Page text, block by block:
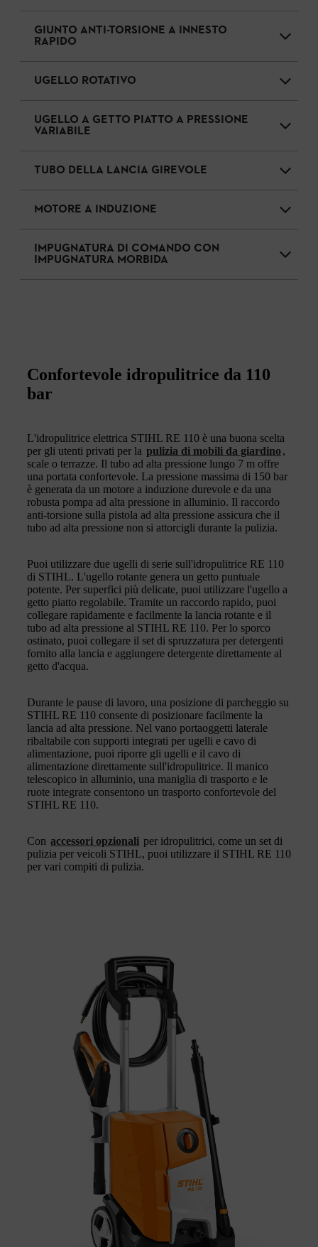
GIUNTO ANTI-TORSIONE A INNESTO
RAPIDO
UGELLO ROTATIVO
UGELLO A GETTO PIATTO A PRESSIONE
VARIABILE
TUBO DELLA LANCIA GIREVOLE
MOTORE A INDUZIONE
IMPUGNATURA DI COMANDO CON
IMPUGNATURA MORBIDA
Confortevole idropulitrice da 110
bar
L'idropulitrice elettrica STIHL RE 110 è una buona scelta
per gli utenti privati per la pulizia di mobili da giardino ,
scale o terrazze. Il tubo ad alta pressione lungo 7 m offre
una portata confortevole. La pressione massima di 150 bar
è generata da un motore a induzione durevole e da una
robusta pompa ad alta pressione in alluminio. Il raccordo
anti-torsione sulla pistola ad alta pressione assicura che il
tubo ad alta pressione non si attorcigli durante la pulizia.
Puoi utilizzare due ugelli di serie sull'idropulitrice RE 110
di STIHL. L'ugello rotante genera un getto puntuale
potente. Per superfici più delicate, puoi utilizzare l'ugello a
getto piatto regolabile. Tramite un raccordo rapido, puoi
collegare rapidamente e facilmente la lancia rotante e il
tubo ad alta pressione al STIHL RE 110. Per lo sporco
ostinato, puoi collegare il set di spruzzatura per detergenti
fornito alla lancia e aggiungere detergente direttamente al
getto d'acqua.
Durante le pause di lavoro, una posizione di parcheggio su
STIHL RE 110 consente di posizionare facilmente la
lancia ad alta pressione. Nel vano portaoggetti laterale
ribaltabile con supporti integrati per ugelli e cavo di
alimentazione, puoi riporre gli ugelli e il cavo di
alimentazione direttamente sull'idropulitrice. Il manico
telescopico in alluminio, una maniglia di trasporto e le
ruote integrate consentono un trasporto confortevole del
STIHL RE 110.
Con accessori opzionali per idropulitrici, come un set di
pulizia per veicoli STIHL, puoi utilizzare il STIHL RE 110
per vari compiti di pulizia.